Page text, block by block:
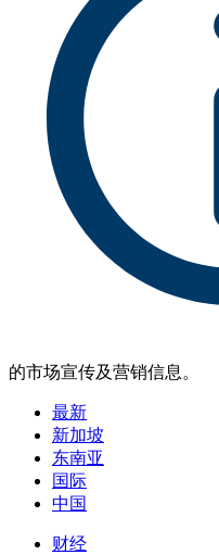
的市场宣传及营销信息。
最新
新加坡
东南亚
国际
中国
财经